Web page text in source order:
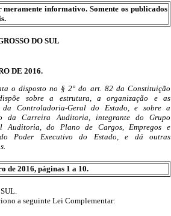
meramente informativo. Somente os publicados
DO SUL
DE 2016.
o disposto no § 2° do art. 82 da Constituição
sobre a estrutura, a organização e as
da Controladoria-Geral do Estado, e sobre a
da Carreira Auditoria, integrante do Grupo
Auditoria, do Plano de Cargos, Empregos e
Poder Executivo do Estado, e dá outras
de 2016, páginas 1 a 10.
a seguinte Lei Complementar: